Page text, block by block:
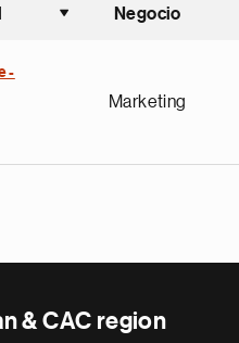
Ordenar
Negocio
-
Marketing
& CAC region